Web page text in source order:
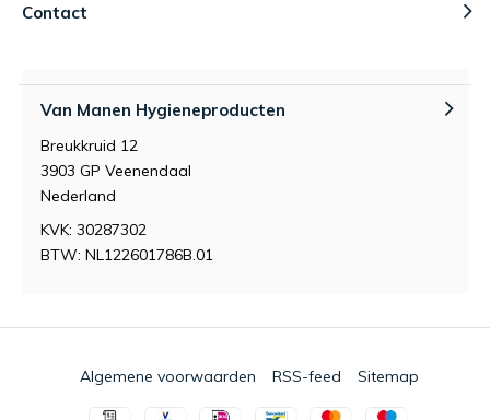
Contact
Van Manen Hygieneproducten
Breukkruid 12
3903 GP Veenendaal
Nederland
KVK: 30287302
BTW: NL122601786B.01
Algemene voorwaarden RSS-feed Sitemap